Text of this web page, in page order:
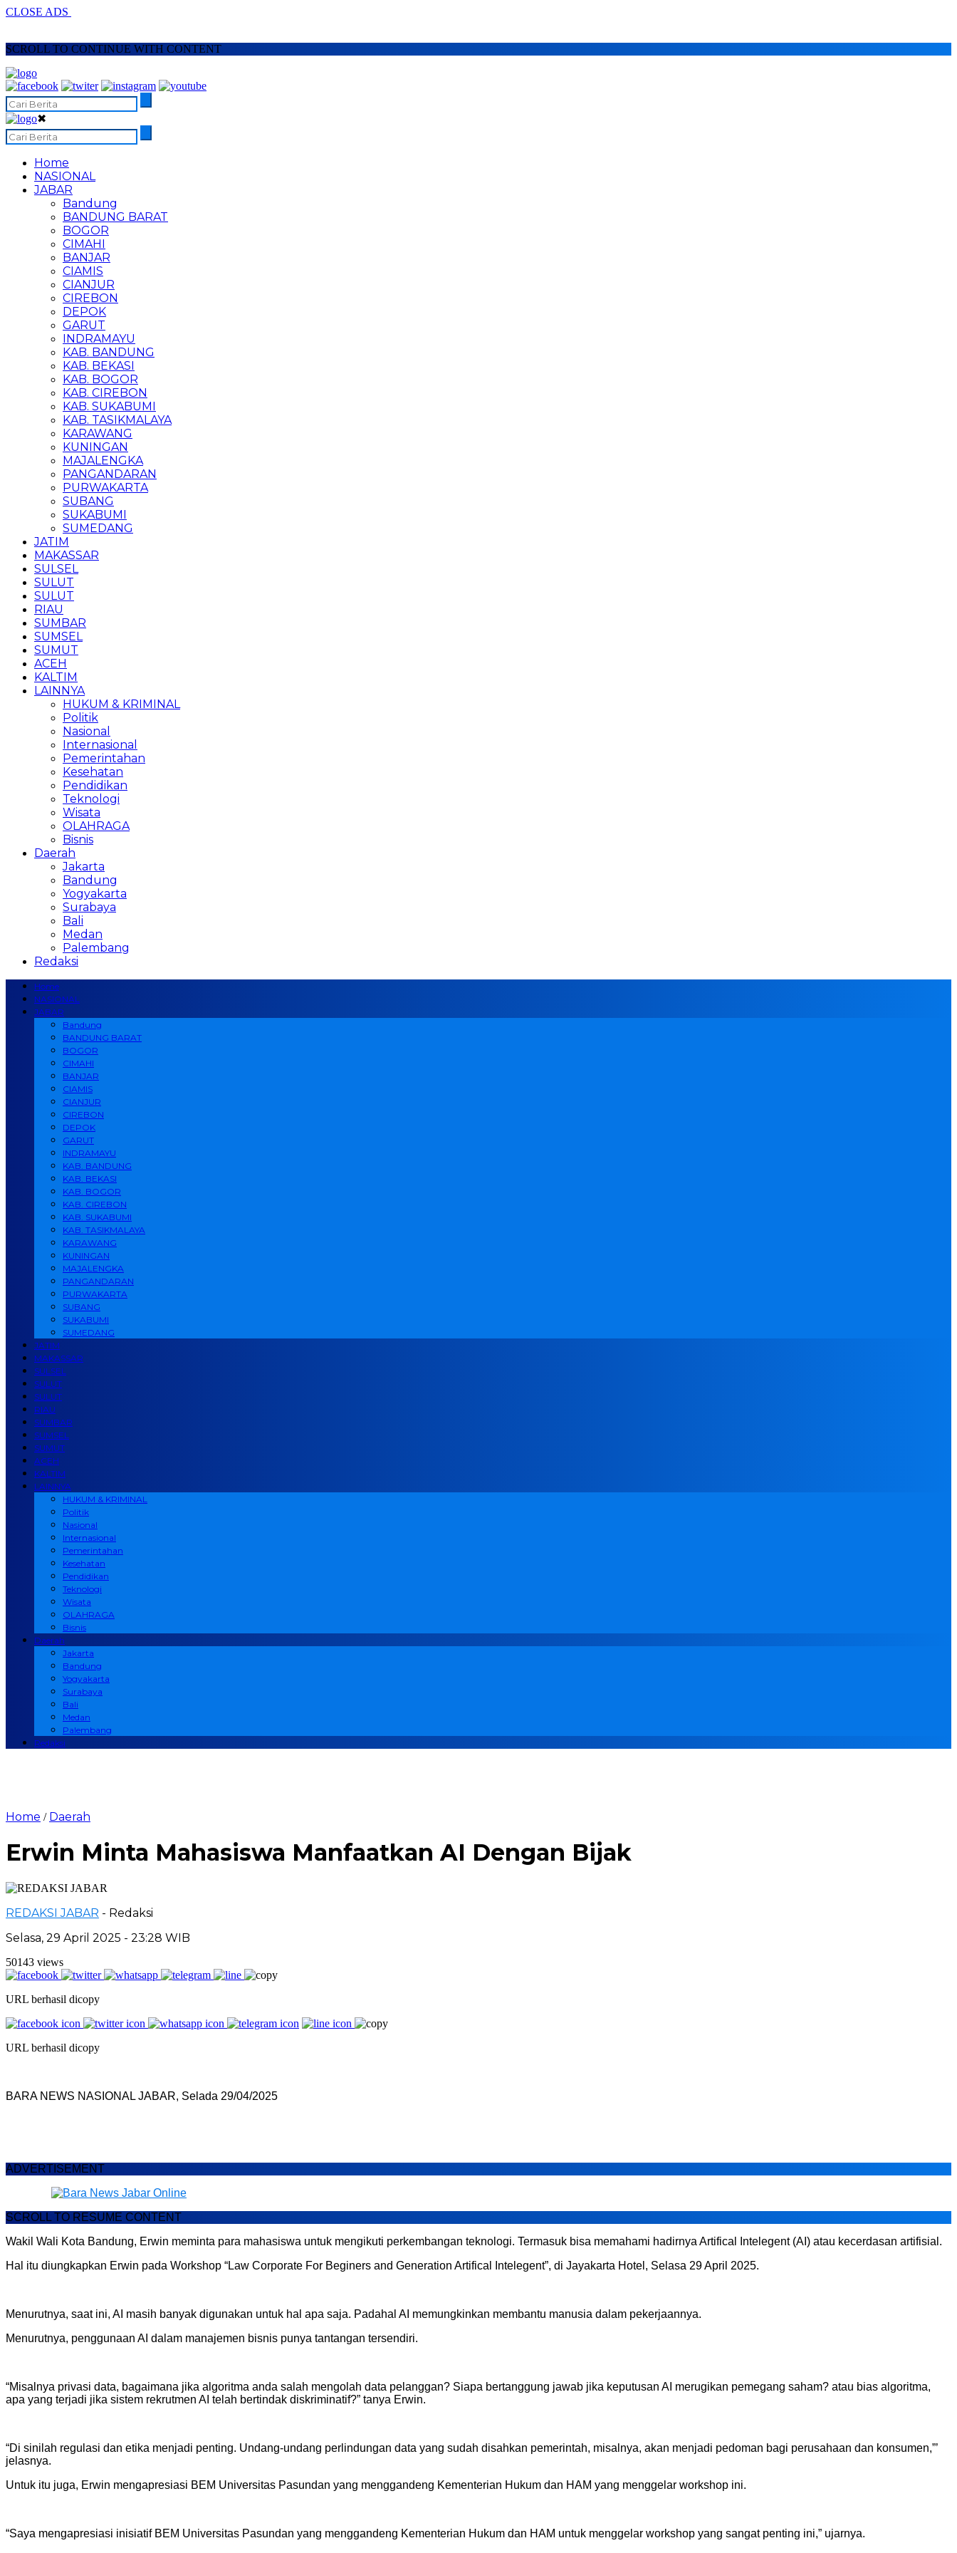
CLOSE ADS
SCROLL TO CONTINUE WITH CONTENT
✖
Home
NASIONAL
JABAR
Bandung
BANDUNG BARAT
BOGOR
CIMAHI
BANJAR
CIAMIS
CIANJUR
CIREBON
DEPOK
GARUT
INDRAMAYU
KAB. BANDUNG
KAB. BEKASI
KAB. BOGOR
KAB. CIREBON
KAB. SUKABUMI
KAB. TASIKMALAYA
KARAWANG
KUNINGAN
MAJALENGKA
PANGANDARAN
PURWAKARTA
SUBANG
SUKABUMI
SUMEDANG
JATIM
MAKASSAR
SULSEL
SULUT
SULUT
RIAU
SUMBAR
SUMSEL
SUMUT
ACEH
KALTIM
LAINNYA
HUKUM & KRIMINAL
Politik
Nasional
Internasional
Pemerintahan
Kesehatan
Pendidikan
Teknologi
Wisata
OLAHRAGA
Bisnis
Daerah
Jakarta
Bandung
Yogyakarta
Surabaya
Bali
Medan
Palembang
Redaksi
Home
NASIONAL
JABAR
Bandung
BANDUNG BARAT
BOGOR
CIMAHI
BANJAR
CIAMIS
CIANJUR
CIREBON
DEPOK
GARUT
INDRAMAYU
KAB. BANDUNG
KAB. BEKASI
KAB. BOGOR
KAB. CIREBON
KAB. SUKABUMI
KAB. TASIKMALAYA
KARAWANG
KUNINGAN
MAJALENGKA
PANGANDARAN
PURWAKARTA
SUBANG
SUKABUMI
SUMEDANG
JATIM
MAKASSAR
SULSEL
SULUT
SULUT
RIAU
SUMBAR
SUMSEL
SUMUT
ACEH
KALTIM
LAINNYA
HUKUM & KRIMINAL
Politik
Nasional
Internasional
Pemerintahan
Kesehatan
Pendidikan
Teknologi
Wisata
OLAHRAGA
Bisnis
Daerah
Jakarta
Bandung
Yogyakarta
Surabaya
Bali
Medan
Palembang
Redaksi
Home / Daerah
Erwin Minta Mahasiswa Manfaatkan AI Dengan Bijak
REDAKSI JABAR - Redaksi
Selasa, 29 April 2025 - 23:28 WIB
50143 views
URL berhasil dicopy
URL berhasil dicopy
BARA NEWS NASIONAL JABAR, Selada 29/04/2025
ADVERTISEMENT
SCROLL TO RESUME CONTENT
Wakil Wali Kota Bandung, Erwin meminta para mahasiswa untuk mengikuti perkembangan teknologi. Termasuk bisa memahami hadirnya Artifical Intelegent (AI) atau kecerdasan artifisial.
Hal itu diungkapkan Erwin pada Workshop “Law Corporate For Beginers and Generation Artifical Intelegent”, di Jayakarta Hotel, Selasa 29 April 2025.
Menurutnya, saat ini, AI masih banyak digunakan untuk hal apa saja. Padahal AI memungkinkan membantu manusia dalam pekerjaannya.
Menurutnya, penggunaan AI dalam manajemen bisnis punya tantangan tersendiri.
“Misalnya privasi data, bagaimana jika algoritma anda salah mengolah data pelanggan? Siapa bertanggung jawab jika keputusan AI merugikan pemegang saham? atau bias algoritma,
apa yang terjadi jika sistem rekrutmen AI telah bertindak diskriminatif?” tanya Erwin.
“Di sinilah regulasi dan etika menjadi penting. Undang-undang perlindungan data yang sudah disahkan pemerintah, misalnya, akan menjadi pedoman bagi perusahaan dan konsumen,”’
jelasnya.
Untuk itu juga, Erwin mengapresiasi BEM Universitas Pasundan yang menggandeng Kementerian Hukum dan HAM yang menggelar workshop ini.
“Saya mengapresiasi inisiatif BEM Universitas Pasundan yang menggandeng Kementerian Hukum dan HAM untuk menggelar workshop yang sangat penting ini,” ujarnya.